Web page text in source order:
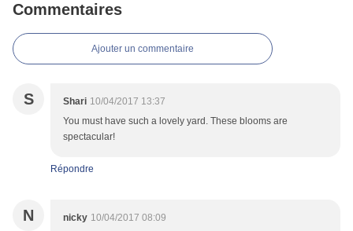
Commentaires
Ajouter un commentaire
S Shari 10/04/2017 13:37
You must have such a lovely yard. These blooms are
spectacular!
Répondre
N nicky 10/04/2017 08:09